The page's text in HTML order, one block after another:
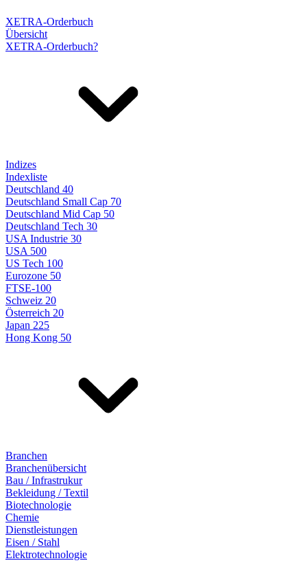
XETRA-Orderbuch
Übersicht
XETRA-Orderbuch?
Indizes
Indexliste
Deutschland 40
Deutschland Small Cap 70
Deutschland Mid Cap 50
Deutschland Tech 30
USA Industrie 30
USA 500
US Tech 100
Eurozone 50
FTSE-100
Schweiz 20
Österreich 20
Japan 225
Hong Kong 50
Branchen
Branchenübersicht
Bau / Infrastrukur
Bekleidung / Textil
Biotechnologie
Chemie
Dienstleistungen
Eisen / Stahl
Elektrotechnologie